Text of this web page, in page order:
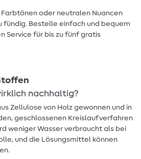
Farbtönen oder neutralen Nuancen
fündig. Bestelle einfach und bequem
Service für bis zu fünf gratis
nachhaltig?
Zellulose von Holz gewonnen und in
geschlossenen Kreislaufverfahren
weniger Wasser verbraucht als bei
und die Lösungsmittel können